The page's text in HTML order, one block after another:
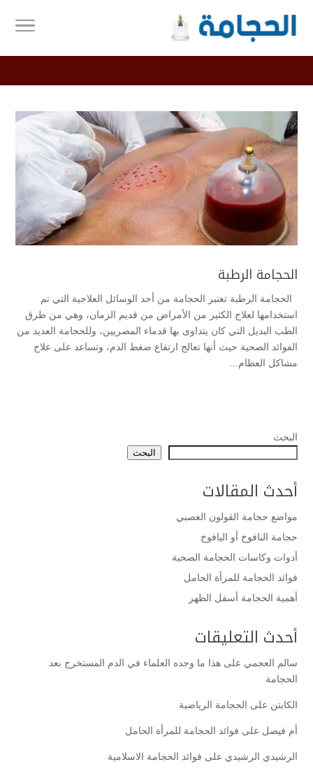
الحجامة الرطبة
الحجامة الرطبة تعتبر الحجامة من أحد الوسائل العلاجية التي تم
استخدامها لعلاج الكثير من الأمراض من قديم الزمان، وهي من طرق
الطب البديل التي كان يتداوى بها قدماء المصريين، وللحجامة العديد من
الفوائد الصحية حيث أنها تعالج ارتفاع ضغط الدم، وتساعد على علاج
مشاكل العظام...
البحث
البحث
أحدث المقالات
مواضع حجامة القولون العصبي
حجامة النافوخ أو اليافوخ
أدوات وكاسات الحجامة الصحية
فوائد الحجامة للمرأة الحامل
أهمية الحجامة أسفل الظهر
أحدث التعليقات
سالم العجمي على هذا ما وجده العلماء في الدم المستخرج بعد
الحجامة
الكابتن على الحجامة الرياضية
أم فيصل على فوائد الحجامة للمرأة الحامل
الرشيدي الرشيدي على فوائد الحجامة الاسلامية